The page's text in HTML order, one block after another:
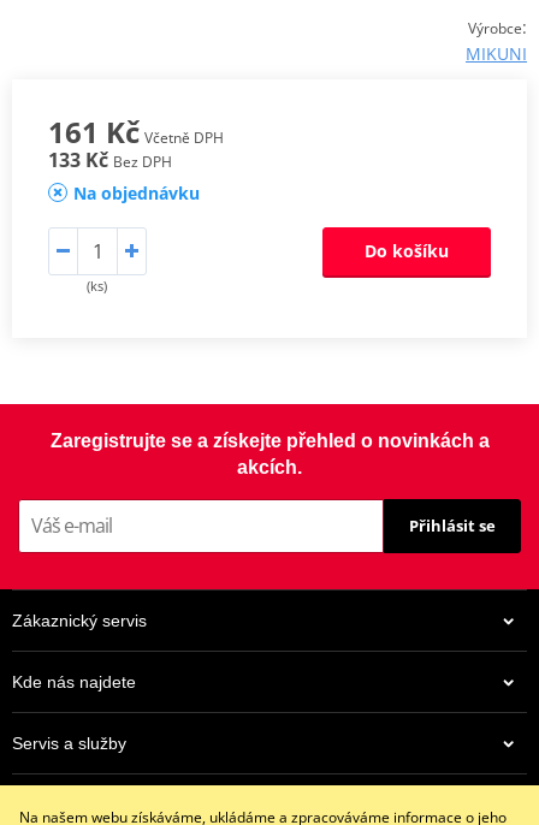
Výrobce:
MIKUNI
161 Kč Včetně DPH
133 Kč Bez DPH
Na objednávku
(ks)
Do košíku
Zaregistrujte se a získejte přehled o novinkách a
akcích.
Přihlásit se
Zákaznický servis
Kde nás najdete
Servis a služby
Na našem webu získáváme, ukládáme a zpracováváme informace o jeho